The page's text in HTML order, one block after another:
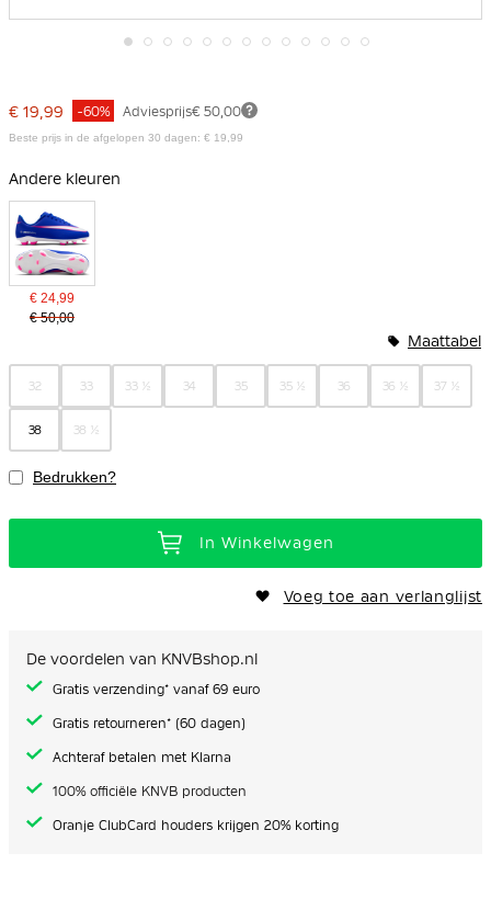
begin
van
gallerij
€ 19,99 Adviesprijs€ 50,00
-60%
Beste prijs in de afgelopen 30 dagen: € 19,99
Andere kleuren
€ 24,99
€ 50,00
32 33 33 ½ 34 35 35 ½ 36 36 ½ 37 ½
38 38 ½
Maattabel
Bedrukken?
In Winkelwagen
Voeg toe aan verlanglijst
De voordelen van KNVBshop.nl
Gratis verzending* vanaf 69 euro
Gratis retourneren* (60 dagen)
Achteraf betalen met Klarna
100% officiële KNVB producten
Oranje ClubCard houders krijgen 20% korting